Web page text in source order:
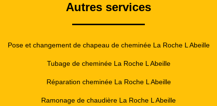
Autres services
Pose et changement de chapeau de cheminée La Roche L Abeille
Tubage de cheminée La Roche L Abeille
Réparation cheminée La Roche L Abeille
Ramonage de chaudière La Roche L Abeille